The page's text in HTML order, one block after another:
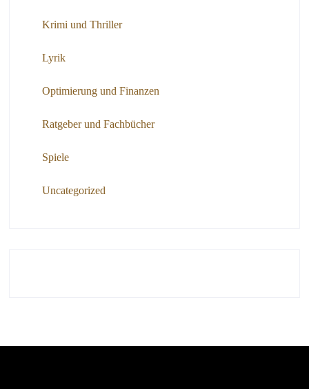
Krimi und Thriller
Lyrik
Optimierung und Finanzen
Ratgeber und Fachbücher
Spiele
Uncategorized